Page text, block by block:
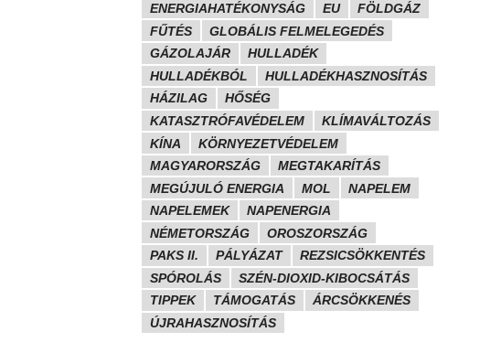
ENERGIAHATÉKONYSÁG
EU
FÖLDGÁZ
FŰTÉS
GLOBÁLIS FELMELEGEDÉS
GÁZOLAJÁR
HULLADÉK
HULLADÉKBÓL
HULLADÉKHASZNOSÍTÁS
HÁZILAG
HŐSÉG
KATASZTRÓFAVÉDELEM
KLÍMAVÁLTOZÁS
KÍNA
KÖRNYEZETVÉDELEM
MAGYARORSZÁG
MEGTAKARÍTÁS
MEGÚJULÓ ENERGIA
MOL
NAPELEM
NAPELEMEK
NAPENERGIA
NÉMETORSZÁG
OROSZORSZÁG
PAKS II.
PÁLYÁZAT
REZSICSÖKKENTÉS
SPÓROLÁS
SZÉN-DIOXID-KIBOCSÁTÁS
TIPPEK
TÁMOGATÁS
ÁRCSÖKKENÉS
ÚJRAHASZNOSÍTÁS